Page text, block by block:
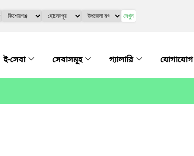
দেখুন
ই-সেবা সেবাসমূহ গ্যালারি যোগাযোগ